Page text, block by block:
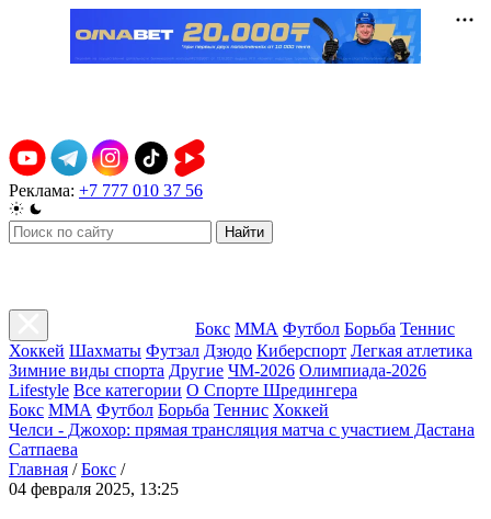
Реклама: +7 777 010 37 56
Найти
Бокс ММА Футбол Борьба Теннис
Хоккей Шахматы Футзал Дзюдо Киберспорт Легкая атлетика
Зимние виды спорта Другие ЧМ-2026 Олимпиада-2026
Lifestyle Все категории О Спорте Шредингера
Бокс ММА Футбол Борьба Теннис Хоккей
Челси - Джохор: прямая трансляция матча с участием Дастана
Сатпаева
Главная / Бокс /
04 февраля 2025, 13:25